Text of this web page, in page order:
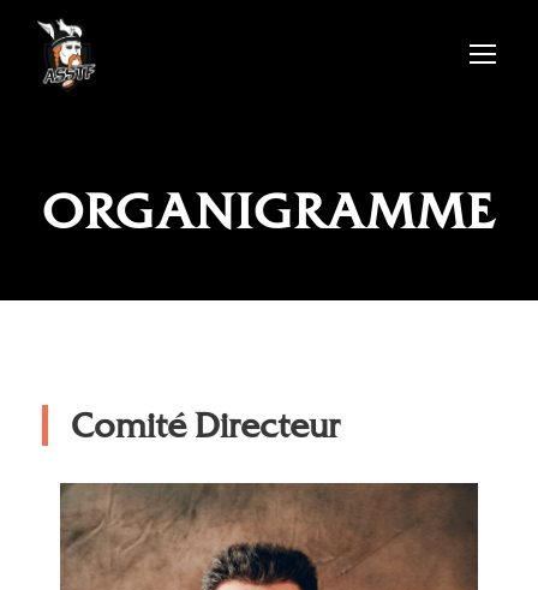
ORGANIGRAMME
Comité Directeur